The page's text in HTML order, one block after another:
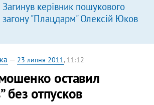
Загинув керівник пошукового
загону "Плацдарм" Олексій Юков
— 23 липня 2011, 11:12
оставил
без отпусков